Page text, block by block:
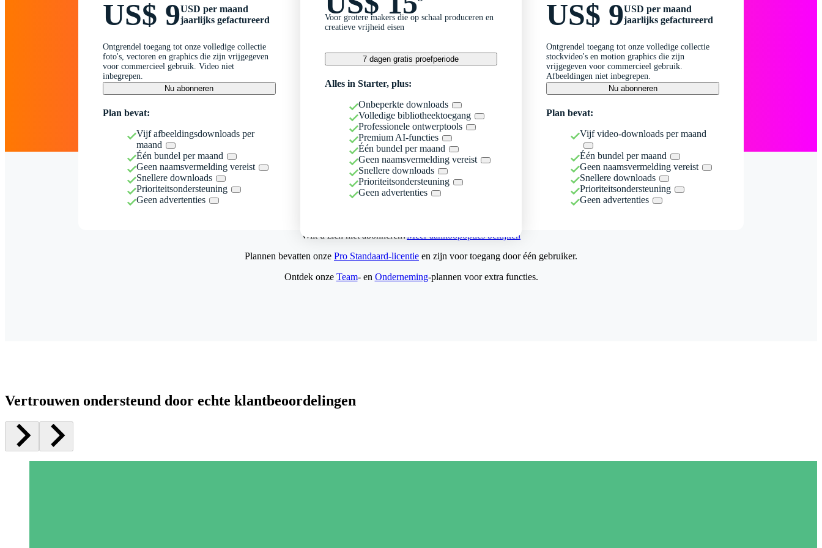
US$ 9USD per maand
jaarlijks gefactureerd
Ontgrendel toegang tot onze volledige collectie
foto's, vectoren en graphics die zijn vrijgegeven
voor commercieel gebruik. Video niet
inbegrepen.
Nu abonneren
Plan bevat:
Vijf afbeeldingsdownloads per
maand
Één bundel per maand
Geen naamsvermelding vereist
Snellere downloads
Prioriteitsondersteuning
Geen advertenties
Voor grotere makers die op schaal produceren en
creatieve vrijheid eisen
7 dagen gratis proefperiode
Alles in Starter, plus:
Onbeperkte downloads
Volledige bibliotheektoegang
Professionele ontwerptools
Premium AI-functies
Één bundel per maand
Geen naamsvermelding vereist
Snellere downloads
Prioriteitsondersteuning
Geen advertenties
US$ 9USD per maand
jaarlijks gefactureerd
Ontgrendel toegang tot onze volledige collectie
stockvideo's en motion graphics die zijn
vrijgegeven voor commercieel gebruik.
Afbeeldingen niet inbegrepen.
Nu abonneren
Plan bevat:
Vijf video-downloads per maand
Één bundel per maand
Geen naamsvermelding vereist
Snellere downloads
Prioriteitsondersteuning
Geen advertenties
Wilt u zich niet abonneren?Meer aankoopopties bekijken
Plannen bevatten onze Pro Standaard-licentie en zijn voor toegang door één gebruiker.
Ontdek onze Team- en Onderneming-plannen voor extra functies.
Vertrouwen ondersteund door echte klantbeoordelingen